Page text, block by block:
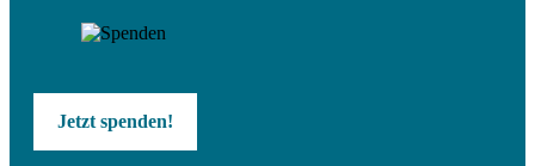
Jetzt spenden!